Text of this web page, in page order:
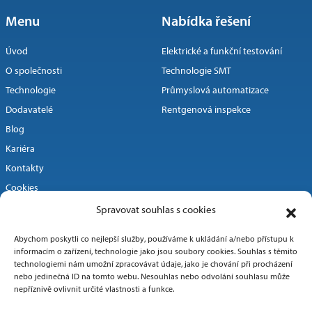
Spravovat souhlas s cookies
Abychom poskytli co nejlepší služby, používáme k ukládání a/nebo přístupu k
informacím o zařízení, technologie jako jsou soubory cookies. Souhlas s těmito
technologiemi nám umožní zpracovávat údaje, jako je chování při procházení
nebo jedinečná ID na tomto webu. Nesouhlas nebo odvolání souhlasu může
nepříznivě ovlivnit určité vlastnosti a funkce.
Menu
Úvod
O společnosti
Technologie
Dodavatelé
Blog
Kariéra
Kontakty
Cookies
Nabídka řešení
Elektrické a funkční testování
Technologie SMT
Průmyslová automatizace
Rentgenová inspekce
Rychlý kontakt
+420 576 130 557